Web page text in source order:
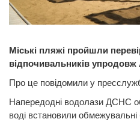
Міські пляжі пройшли
відпочивальників упродовж
Про це повідомили у
Напередодні водолази ДСНС
воді встановили обмежувальні